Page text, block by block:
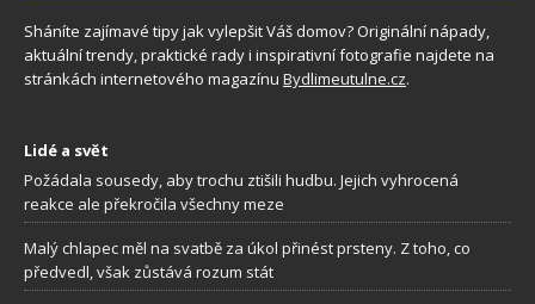
Sháníte zajímavé tipy jak vylepšit Váš domov? Originální nápady,
aktuální trendy, praktické rady i inspirativní fotografie najdete na
stránkách internetového magazínu Bydlimeutulne.cz.
Lidé a svět
Požádala sousedy, aby trochu ztišili hudbu. Jejich vyhrocená
reakce ale překročila všechny meze
Malý chlapec měl na svatbě za úkol přinést prsteny. Z toho, co
předvedl, však zůstává rozum stát